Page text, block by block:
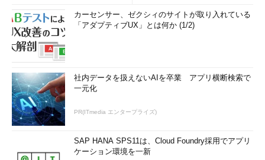
カーセンサー、ゼクシィのサイトが取り入れている
「アダプティブUX」とは何か (1/2)
社内データを扱えないAIを卒業 アプリ横断検索で
一元化
PR(ITmedia エンタープライズ)
SAP HANA SPS11は、Cloud Foundry採用でアプリ
ケーション環境を一新